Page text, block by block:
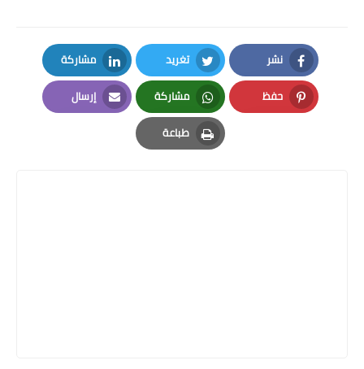
نشر
Facebook
تغريد
Twitter
مشاركة
LinkedIn
حفظ
Pinterest
مشاركة
Whatsapp
إرسال
Email
طباعة
Print